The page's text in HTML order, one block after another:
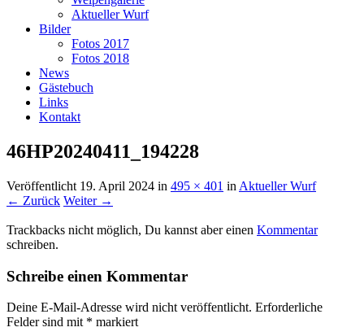
Aktueller Wurf
Bilder
Fotos 2017
Fotos 2018
News
Gästebuch
Links
Kontakt
46HP20240411_194228
Veröffentlicht 19. April 2024 in 495 × 401 in Aktueller Wurf
← Zurück Weiter →
Trackbacks nicht möglich, Du kannst aber einen Kommentar
schreiben.
Schreibe einen Kommentar
Deine E-Mail-Adresse wird nicht veröffentlicht. Erforderliche
Felder sind mit * markiert